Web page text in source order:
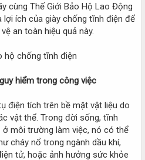
cùng Thế Giới Bảo Hộ Lao Động
lợi ích của giày chống tĩnh điện để
an toàn hiệu quả này.
hiểm trong công việc
điện tích trên bề mặt vật liệu do
vật thể. Trong đời sống, tĩnh
ở môi trường làm việc, nó có thể
cháy nổ trong ngành dầu khí,
tử, hoặc ảnh hưởng sức khỏe